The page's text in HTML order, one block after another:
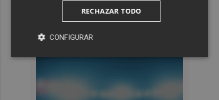
RECHAZAR TODO
CONFIGURAR